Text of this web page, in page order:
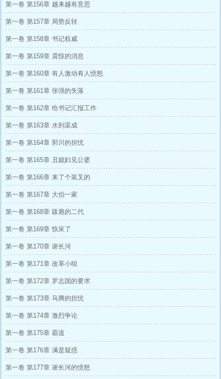
第一卷 第156章 越来越有意思
第一卷 第157章 局势反转
第一卷 第158章 书记权威
第一卷 第159章 震惊的消息
第一卷 第160章 有人激动有人愤怒
第一卷 第161章 张强的失落
第一卷 第162章 给书记汇报工作
第一卷 第163章 水到渠成
第一卷 第164章 郭川的担忧
第一卷 第165章 丑媳妇见公婆
第一卷 第166章 来了个装叉的
第一卷 第167章 大伯一家
第一卷 第168章 跋扈的二代
第一卷 第169章 惊呆了
第一卷 第170章 谢长河
第一卷 第171章 改革小组
第一卷 第172章 罗志国的要求
第一卷 第173章 马腾的担忧
第一卷 第174章 激烈争论
第一卷 第175章 霸道
第一卷 第176章 满是疑惑
第一卷 第177章 谢长河的愤怒